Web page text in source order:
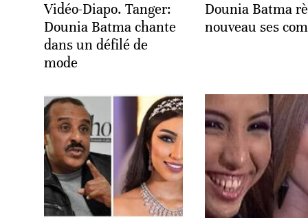
Vidéo-Diapo. Tanger:
Dounia Batma chante
dans un défilé de
mode
Dounia Batma
nouveau ses